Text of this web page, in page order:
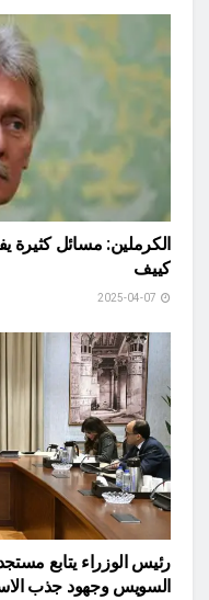
الكرملين: مسائل كثيرة
كييف
رئيس الوزراء يتابع
السويس وجهود جذب